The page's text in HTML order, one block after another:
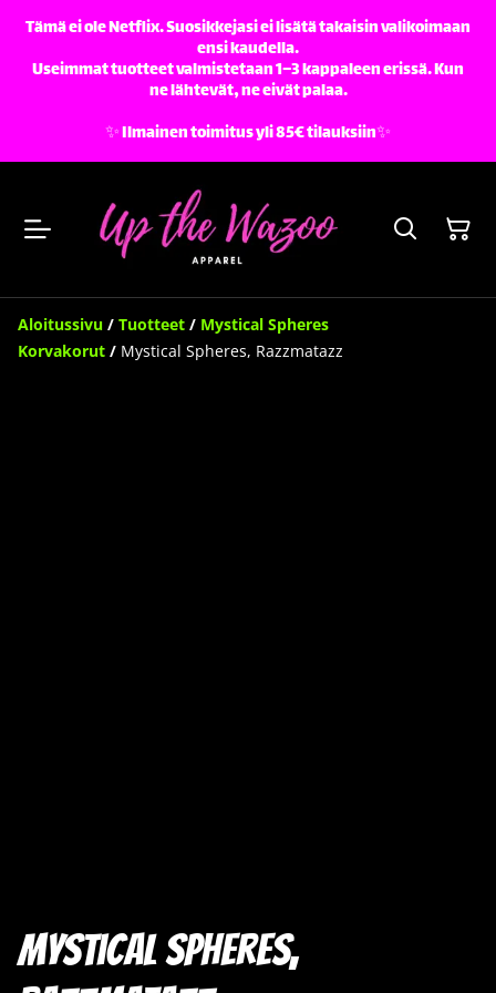
Tämä ei ole Netflix. Suosikkejasi ei lisätä takaisin valikoimaan
ensi kaudella.
Useimmat tuotteet valmistetaan 1–3 kappaleen erissä. Kun
ne lähtevät, ne eivät palaa.
✨️ Ilmainen toimitus yli 85€ tilauksiin✨️
Aloitussivu / Tuotteet / Mystical Spheres
Korvakorut / Mystical Spheres, Razzmatazz
Mystical Spheres,